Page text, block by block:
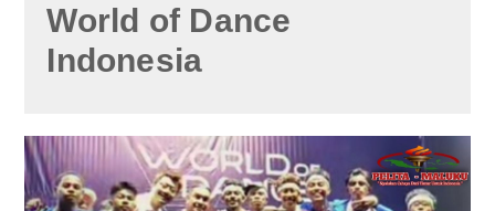
World of Dance
Indonesia